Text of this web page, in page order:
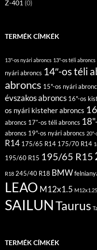
Z-401 (0)
TERMÉK CÍMKÉK
13"-os nyári abroncs 13"-os téli abroncs
nyári abroncs 14″-os téli
abroncs 15"-os nyári
évszakos abroncs 16"-os
os nyári kisteher abroncs
abroncs 17″-os téli abroncs
abroncs 19"-os nyári abroncs 20"-
R14 175/65 R14 175/70 R14
195/60 R15 195/65 R15
R18 245/40 R18 BMW
LEAO M12x1.5 M12x1.25
SAILUNTaurus
TERMÉK CÍMKÉK